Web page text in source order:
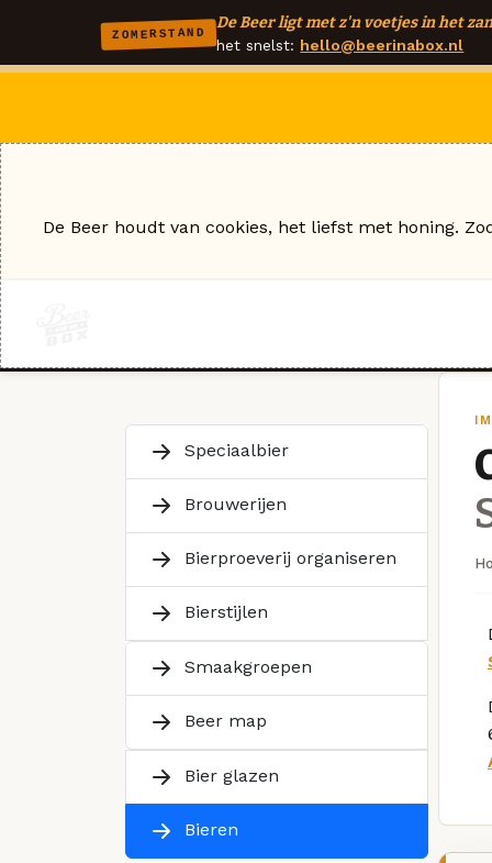
ZOMERSTAND
De Beer ligt met z'n voetjes in het
het snelst: hello@beerinabox.nl
Speciaalbier
Brouwerijen
Bierproeverij organiseren
Bierstijlen
Smaakgroepen
Beer map
Bier glazen
Bieren
De Beer houdt van cookies, het liefst met honing.